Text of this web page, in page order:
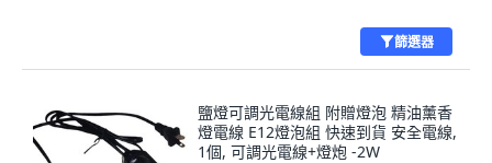
篩選器
鹽燈可調光電線組 附贈燈泡 精油薰香
燈電線 E12燈泡組 快速到貨 安全電線,
1個, 可調光電線+燈炮 -2W